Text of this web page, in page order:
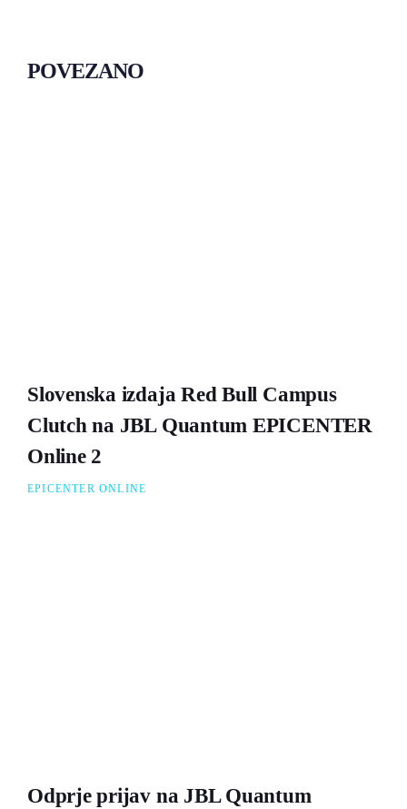
POVEZANO
Slovenska izdaja Red Bull Campus
Clutch na JBL Quantum EPICENTER
Online 2
EPICENTER ONLINE
Odprje prijav na JBL Quantum